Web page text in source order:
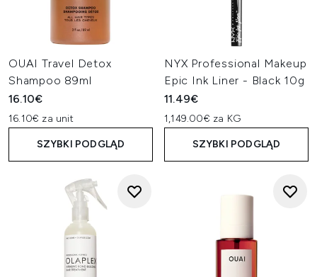
OUAI Travel Detox
Shampoo 89ml
16.10€
16.10€ za unit
SZYBKI PODGLĄD
NYX Professional Makeup
Epic Ink Liner - Black 10g
11.49€
1,149.00€ za KG
SZYBKI PODGLĄD